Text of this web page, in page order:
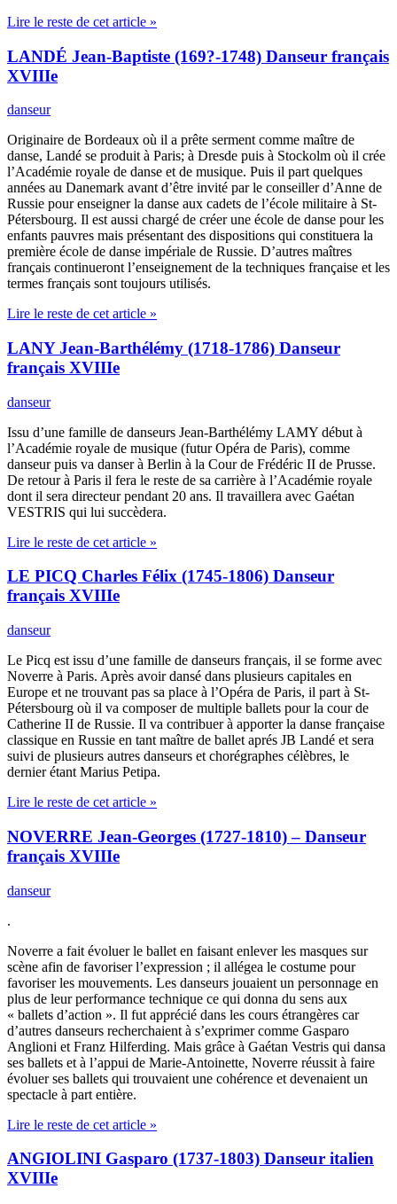
Lire le reste de cet article »
LANDÉ Jean-Baptiste (169?-1748) Danseur français
XVIIIe
danseur
Originaire de Bordeaux où il a prête serment comme maître de
danse, Landé se produit à Paris; à Dresde puis à Stockolm où il crée
l’Académie royale de danse et de musique. Puis il part quelques
années au Danemark avant d’être invité par le conseiller d’Anne de
Russie pour enseigner la danse aux cadets de l’école militaire à St-
Pétersbourg. Il est aussi chargé de créer une école de danse pour les
enfants pauvres mais présentant des dispositions qui constituera la
première école de danse impériale de Russie. D’autres maîtres
français continueront l’enseignement de la techniques française et les
termes français sont toujours utilisés.
Lire le reste de cet article »
LANY Jean-Barthélémy (1718-1786) Danseur
français XVIIIe
danseur
Issu d’une famille de danseurs Jean-Barthélémy LAMY début à
l’Académie royale de musique (futur Opéra de Paris), comme
danseur puis va danser à Berlin à la Cour de Frédéric II de Prusse.
De retour à Paris il fera le reste de sa carrière à l’Académie royale
dont il sera directeur pendant 20 ans. Il travaillera avec Gaétan
VESTRIS qui lui succèdera.
Lire le reste de cet article »
LE PICQ Charles Félix (1745-1806) Danseur
français XVIIIe
danseur
Le Picq est issu d’une famille de danseurs français, il se forme avec
Noverre à Paris. Après avoir dansé dans plusieurs capitales en
Europe et ne trouvant pas sa place à l’Opéra de Paris, il part à St-
Pétersbourg où il va composer de multiple ballets pour la cour de
Catherine II de Russie. Il va contribuer à apporter la danse française
classique en Russie en tant maître de ballet aprés JB Landé et sera
suivi de plusieurs autres danseurs et chorégraphes célèbres, le
dernier étant Marius Petipa.
Lire le reste de cet article »
NOVERRE Jean-Georges (1727-1810) – Danseur
français XVIIIe
danseur
.
Noverre a fait évoluer le ballet en faisant enlever les masques sur
scène afin de favoriser l’expression ; il allégea le costume pour
favoriser les mouvements. Les danseurs jouaient un personnage en
plus de leur performance technique ce qui donna du sens aux
« ballets d’action ». Il fut apprécié dans les cours étrangères car
d’autres danseurs recherchaient à s’exprimer comme Gasparo
Anglioni et Franz Hilferding. Mais grâce à Gaétan Vestris qui dansa
ses ballets et à l’appui de Marie-Antoinette, Noverre réussit à faire
évoluer ses ballets qui trouvaient une cohérence et devenaient un
spectacle à part entière.
Lire le reste de cet article »
ANGIOLINI Gasparo (1737-1803) Danseur italien
XVIIIe